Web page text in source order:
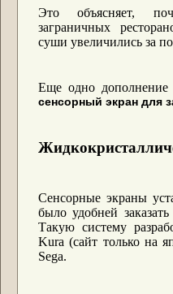
Это объясняет,
заграничных
суши увеличились за
Еще одно
сенсорный экран для
Сенсорные экраны
было удобней
Такую систему
Kura (сайт только на
Sega.